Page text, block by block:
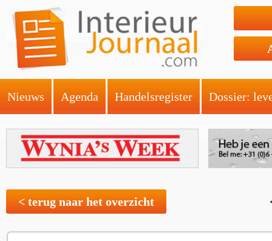
Nieuws Agenda Handelsregister Dossier:
< terug naar het overzicht